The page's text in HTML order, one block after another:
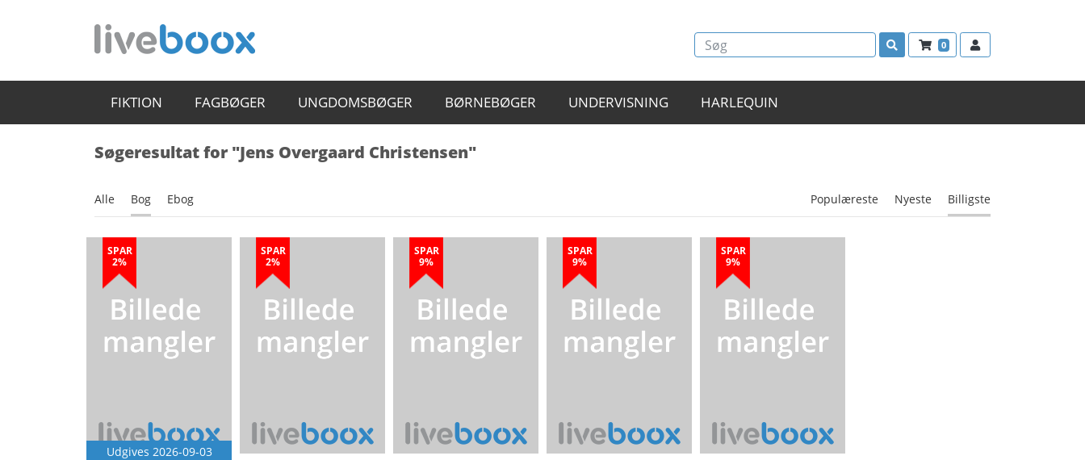
0
FIKTION FAGBØGER UNGDOMSBØGER BØRNEBØGER UNDERVISNING HARLEQUIN
Søgeresultat for "Jens Overgaard Christensen"
Alle Bog Ebog Populæreste Nyeste Billigste
SPAR
2%
Udgives 2026-09-03
SPAR
2%
SPAR
9%
SPAR
9%
SPAR
9%